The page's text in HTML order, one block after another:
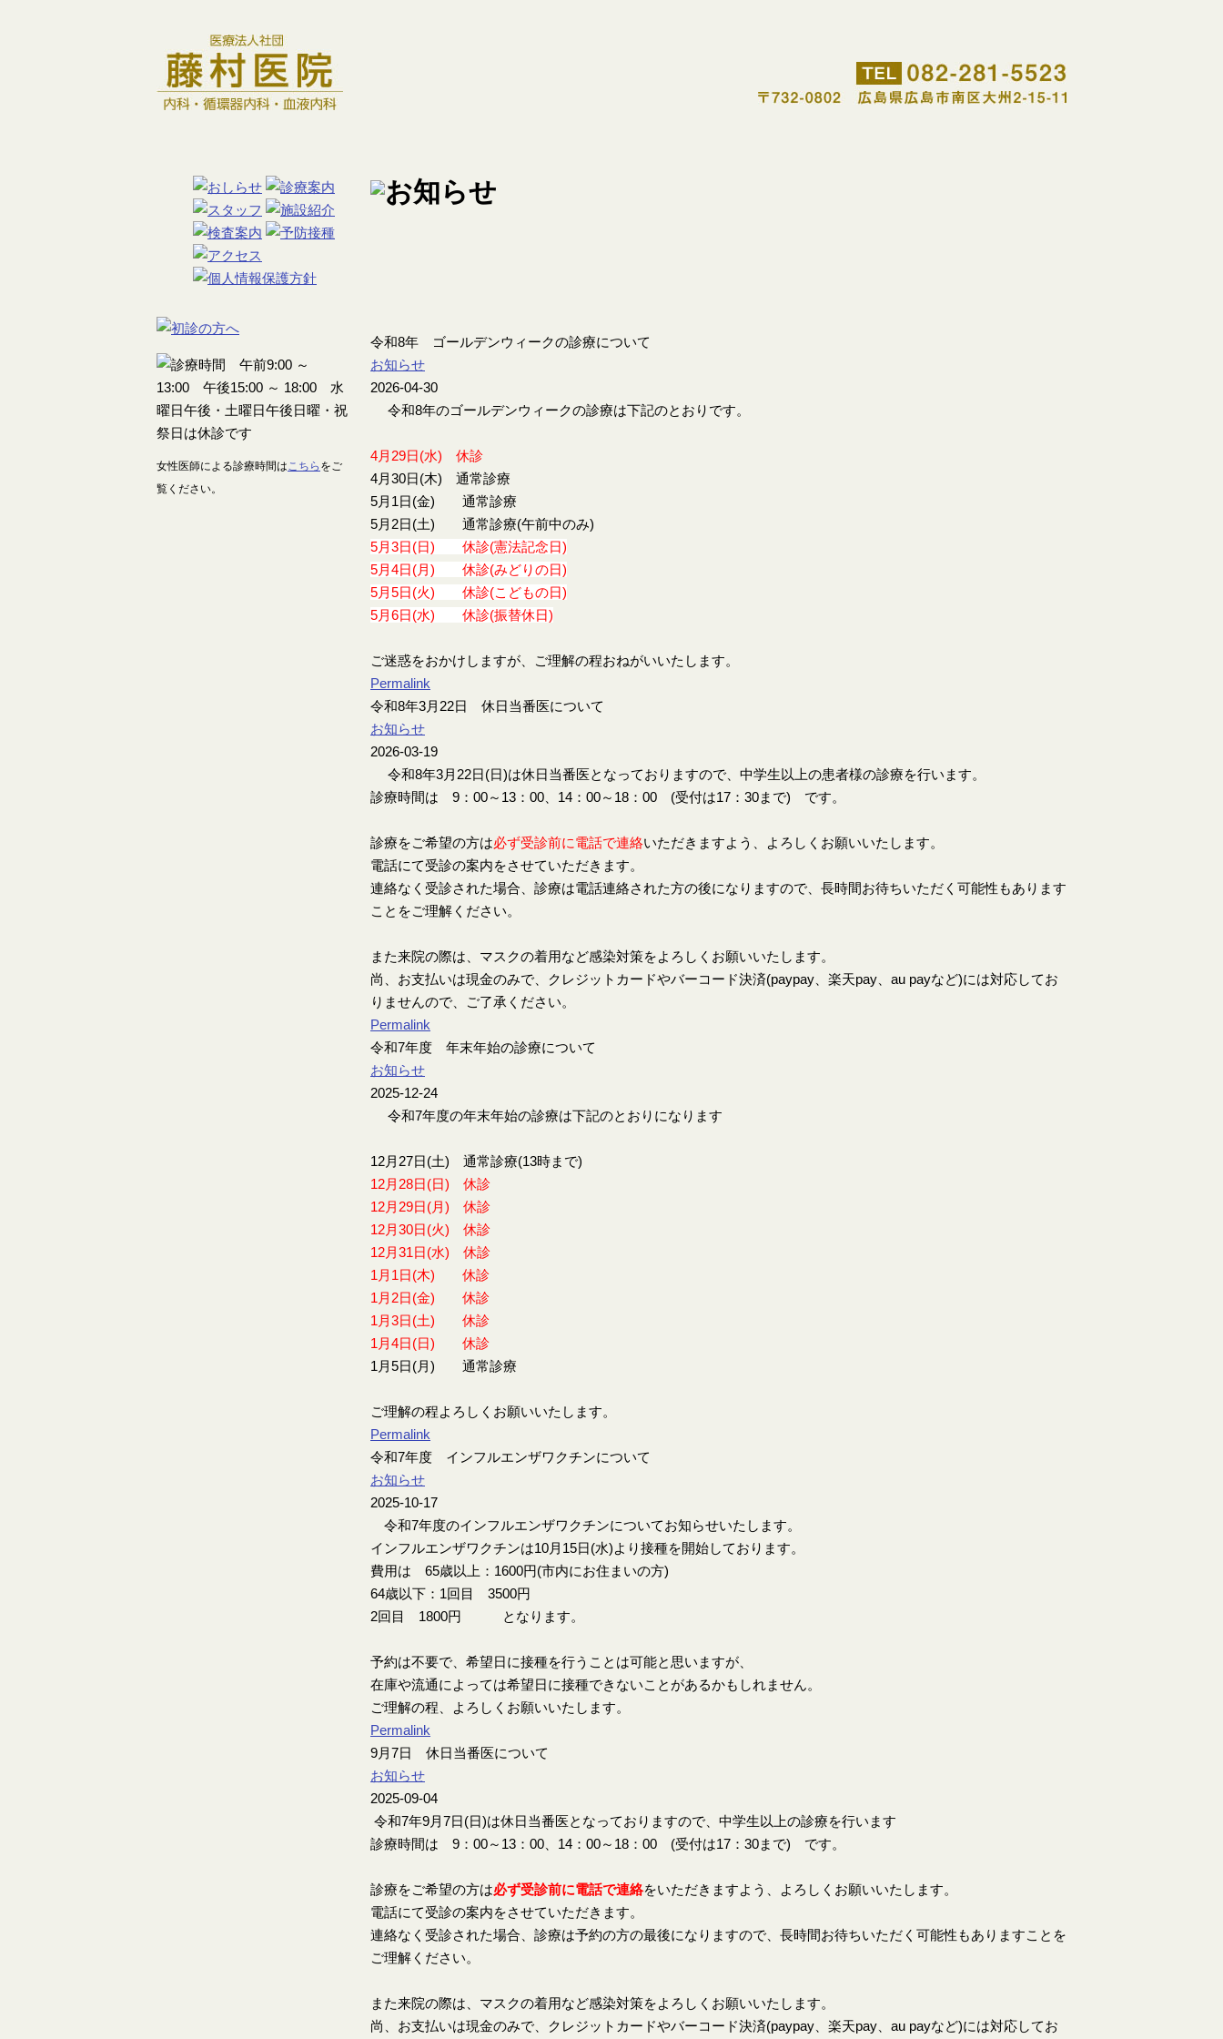
女性医師による診療時間はこちら をご
覧ください。
令和8年 ゴールデンウィークの診療について
お知らせ
2026-04-30
令和8年のゴールデンウィークの診療は下記のとおりです。
4月29日(水) 休診
4月30日(木) 通常診療
5月1日(金) 通常診療
5月2日(土) 通常診療(午前中のみ)
5月3日(日) 休診(憲法記念日)
5月4日(月) 休診(みどりの日)
5月5日(火) 休診(こどもの日)
5月6日(水) 休診(振替休日)
ご迷惑をおかけしますが、ご理解の程おねがいいたします。
Permalink
令和8年3月22日 休日当番医について
お知らせ
2026-03-19
令和8年3月22日(日)は休日当番医となっておりますので、中学生以上の患者様の診療を行います。
診療時間は 9：00～13：00、14：00～18：00 (受付は17：30まで) です。
診療をご希望の方は必ず受診前に電話で連絡いただきますよう、よろしくお願いいたします。
電話にて受診の案内をさせていただきます。
連絡なく受診された場合、診療は電話連絡された方の後になりますので、長時間お待ちいただく可能性もあります
ことをご理解ください。
また来院の際は、マスクの着用など感染対策をよろしくお願いいたします。
尚、お支払いは現金のみで、クレジットカードやバーコード決済(paypay、楽天pay、au payなど)には対応してお
りませんので、ご了承ください。
Permalink
令和7年度 年末年始の診療について
お知らせ
2025-12-24
令和7年度の年末年始の診療は下記のとおりになります
12月27日(土) 通常診療(13時まで)
12月28日(日) 休診
12月29日(月) 休診
12月30日(火) 休診
12月31日(水) 休診
1月1日(木) 休診
1月2日(金) 休診
1月3日(土) 休診
1月4日(日) 休診
1月5日(月) 通常診療
ご理解の程よろしくお願いいたします。
Permalink
令和7年度 インフルエンザワクチンについて
お知らせ
2025-10-17
令和7年度のインフルエンザワクチンについてお知らせいたします。
インフルエンザワクチンは10月15日(水)より接種を開始しております。
費用は 65歳以上：1600円(市内にお住まいの方)
64歳以下：1回目 3500円
2回目 1800円 となります。
予約は不要で、希望日に接種を行うことは可能と思いますが、
在庫や流通によっては希望日に接種できないことがあるかもしれません。
ご理解の程、よろしくお願いいたします。
Permalink
9月7日 休日当番医について
お知らせ
2025-09-04
令和7年9月7日(日)は休日当番医となっておりますので、中学生以上の診療を行います
診療時間は 9：00～13：00、14：00～18：00 (受付は17：30まで) です。
診療をご希望の方は必ず受診前に電話で連絡をいただきますよう、よろしくお願いいたします。
電話にて受診の案内をさせていただきます。
連絡なく受診された場合、診療は予約の方の最後になりますので、長時間お待ちいただく可能性もありますことを
ご理解ください。
また来院の際は、マスクの着用など感染対策をよろしくお願いいたします。
尚、お支払いは現金のみで、クレジットカードやバーコード決済(paypay、楽天pay、au payなど)には対応してお